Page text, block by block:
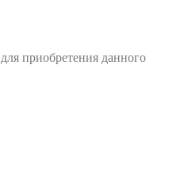
приобретения данного